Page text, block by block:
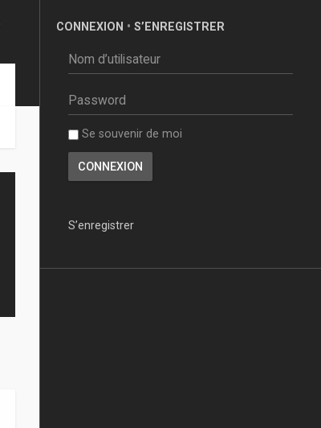
CONNEXION • S’ENREGISTRER
Se souvenir de moi
S’enregistrer